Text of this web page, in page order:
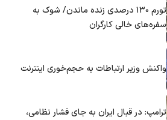
تورم ۱۳۰ درصدی زنده ماندن/ شوک به
سفره‌های خالی کارگران
واکنش وزیر ارتباطات به حجم‌خوری اینترنت
ترامپ: در قبال ایران به جای فشار نظامی،